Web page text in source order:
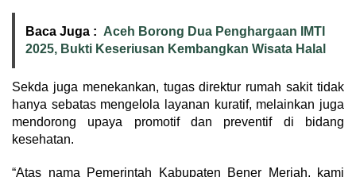
Baca Juga : Aceh Borong Dua Penghargaan IMTI
2025, Bukti Keseriusan Kembangkan Wisata Halal
Sekda juga menekankan, tugas direktur rumah sakit tidak
hanya sebatas mengelola layanan kuratif, melainkan juga
mendorong upaya promotif dan preventif di bidang
kesehatan.
“Atas nama Pemerintah Kabupaten Bener Meriah, kami